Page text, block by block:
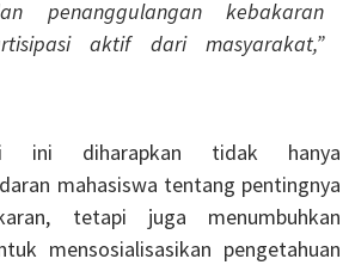
penanggulangan kebakaran
aktif dari masyarakat,”
ini diharapkan tidak hanya
mahasiswa tentang pentingnya
tetapi juga menumbuhkan
mensosialisasikan pengetahuan